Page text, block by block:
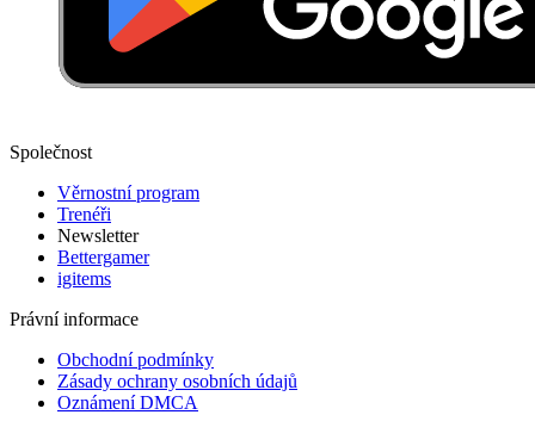
Společnost
Věrnostní program
Trenéři
Newsletter
Bettergamer
igitems
Právní informace
Obchodní podmínky
Zásady ochrany osobních údajů
Oznámení DMCA